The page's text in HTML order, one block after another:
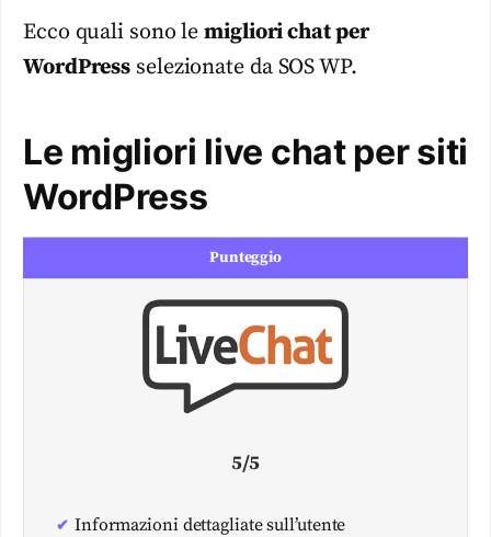
Ecco quali sono lemigliori chat per
WordPress selezionate da SOS WP.
Le migliori live chat per siti
WordPress
Punteggio
5/5
Informazioni dettagliate sull’utente